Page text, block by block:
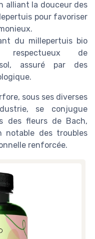
alliant la douceur des
pour favoriser
du millepertuis bio
respectueux de
assuré par des
sous ses diverses
se conjugue
des fleurs de Bach,
notable des troubles
renforcée.